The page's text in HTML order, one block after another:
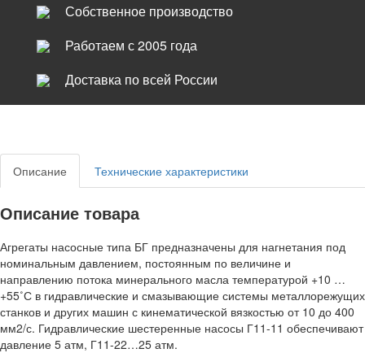
Собственное производство
Работаем с 2005 года
Доставка по всей России
Описание Технические характеристики
Описание товара
Агрегаты насосные типа БГ предназначены для нагнетания под
номинальным давлением, постоянным по величине и
направлению потока минерального масла температурой +10 …
+55˚С в гидравлические и смазывающие системы металлорежущих
станков и других машин с кинематической вязкостью от 10 до 400
мм2/с. Гидравлические шестеренные насосы Г11-11 обеспечивают
давление 5 атм, Г11-22…25 атм.